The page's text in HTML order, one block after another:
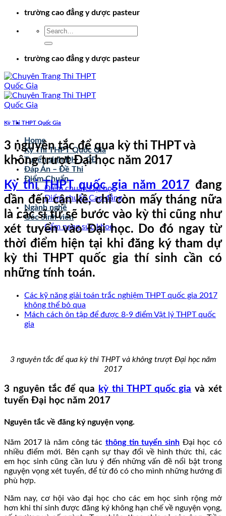
Chuyểntrường cao đẳng y dược pasteur
trường cao đẳng y dược pasteur
Home
Kỳ Thi THPT Quốc Gia
Tuyển sinh ĐH – CĐ
Đáp Án – Đề Thi
Điểm Chuẩn
Điểm chuẩn Đại học
Điểm chuẩn Cao đẳng
Ngành nghề
Góc Sinh viên
Cẩm nang sức khoẻ
Kỳ Thi THPT Quốc Gia
3 nguyên tắc để qua kỳ thi THPT và
không trượt Đại học năm 2017
Kỳ thi THPT quốc gia năm 2017 đang
dần đến cận kề, chỉ còn mấy tháng nữa
là các sĩ tử sẽ bước vào kỳ thi cũng như
xét tuyển vào Đại học. Do đó ngay từ
thời điểm hiện tại khi đăng ký tham dự
kỳ thi THPT quốc gia thí sinh cần có
những tính toán.
Các kỹ năng giải toán trắc nghiệm THPT quốc gia 2017
không thể bỏ qua
Mách cách ôn tập để được 8-9 điểm Vật lý THPT quốc
gia
3 nguyên tắc để qua kỳ thi THPT và không trượt Đại học năm
2017
3 nguyên tắc để qua kỳ thi THPT quốc gia và xét
tuyển Đại học năm 2017
Nguyên tắc về đăng ký nguyện vọng.
Năm 2017 là năm công tác thông tin tuyển sinh Đại học có
nhiều điểm mới. Bên cạnh sự thay đổi về hình thức thi, các
em học sinh cũng cần lưu ý đến những vấn đề nổi bật trong
nguyện vọng xét tuyển, để từ đó có cho mình những hướng đi
phù hợp.
Năm nay, cơ hội vào đại học cho các em học sinh rộng mở
hơn khi thí sinh được đăng ký không hạn chế về nguyện vọng,